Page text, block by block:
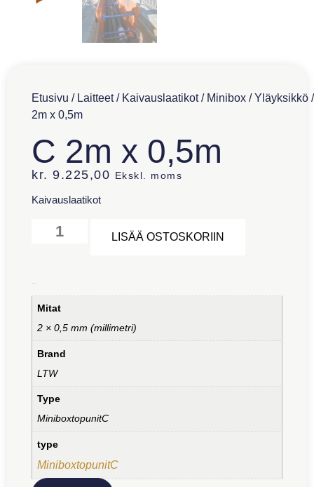
Etusivu / Laitteet/ Kaivauslaatikot/ Minibox /Yläyksikkö
2m x 0,5m
C 2m x 0,5m
kr. 9.225,00 Ekskl. moms
Kaivauslaatikot
LISÄÄ OSTOSKORIIN
Mitat
2 × 0,5 mm (millimetri)
Brand
LTW
Type
MiniboxtopunitC
type
MiniboxtopunitC